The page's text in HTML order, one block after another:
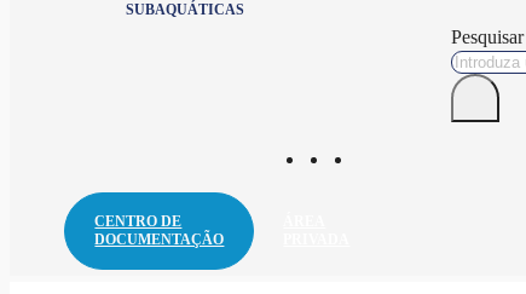
SUBAQUÁTICAS
Pesquisar
CENTRO DE
DOCUMENTAÇÃO